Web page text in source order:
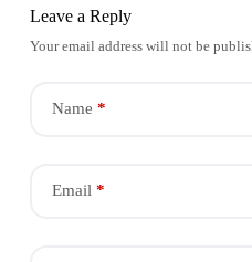
Leave a Reply
Your email address will not be
Name *
Email*